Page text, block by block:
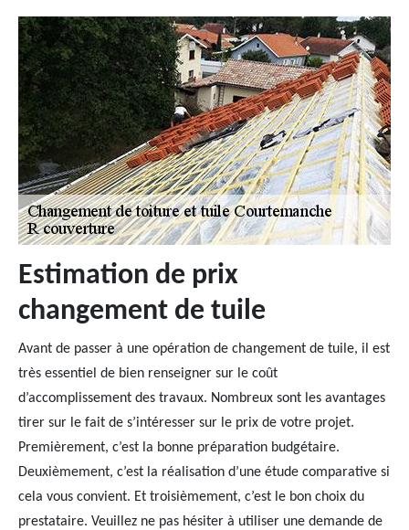
Estimation de prix
changement de tuile
Avant de passer à une opération de changement de tuile, il est
très essentiel de bien renseigner sur le coût
d’accomplissement des travaux. Nombreux sont les avantages
tirer sur le fait de s’intéresser sur le prix de votre projet.
Premièrement, c’est la bonne préparation budgétaire.
Deuxièmement, c’est la réalisation d’une étude comparative si
cela vous convient. Et troisièmement, c’est le bon choix du
prestataire. Veuillez ne pas hésiter à utiliser une demande de